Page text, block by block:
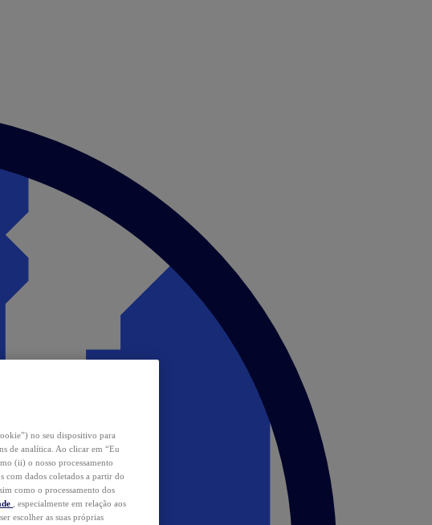
no seu dispositivo para
de analítica. Ao clicar em “Eu
(ii) o nosso processamento
com dados coletados a partir do
como o processamento dos
, especialmente em relação aos
escolher as suas próprias